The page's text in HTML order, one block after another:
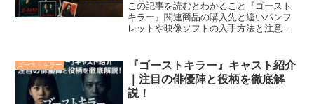
この記事を読むとわかること『ゴースト
キラー』関連商品の購入先と違いパンフ
レットや映像ソフトの入手方法と注意点
にハマったあなたへ。映画を観た後も、
その余韻をもっと楽...
ゴーストキラー
『ゴーストキラー』キャスト紹介
｜注目の俳優陣と役柄を徹底解
説！